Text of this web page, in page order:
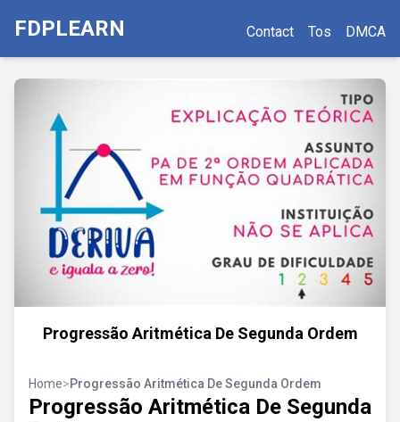
FDPLEARN Contact Tos DMCA
Progressão Aritmética De Segunda Ordem
Home>Progressão Aritmética De Segunda Ordem
Progressão Aritmética De Segunda